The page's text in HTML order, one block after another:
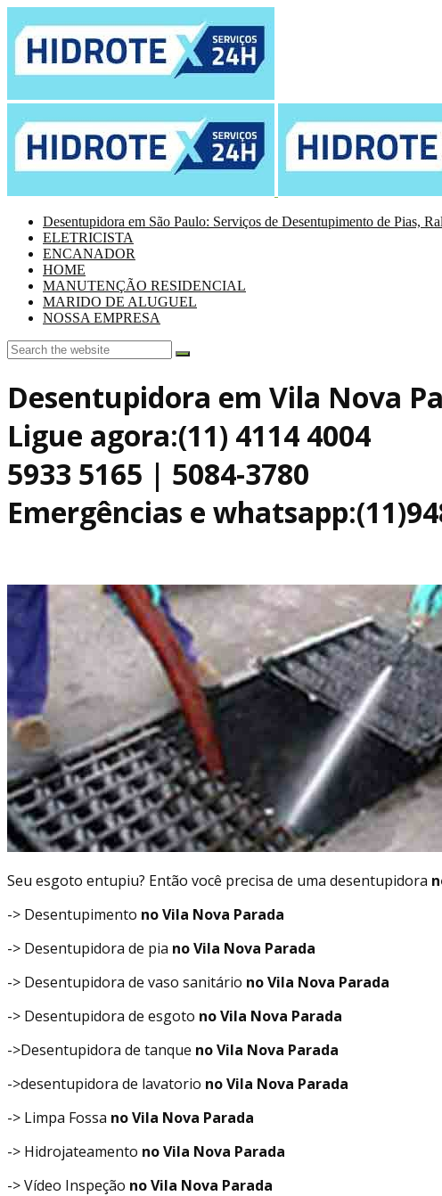
Desentupidora em São Paulo: Serviços de Desentupimento de Pias,
ELETRICISTA
ENCANADOR
HOME
MANUTENÇÃO RESIDENCIAL
MARIDO DE ALUGUEL
NOSSA EMPRESA
Desentupidora em Vila Nova
Ligue agora:(11) 4114 4004
5933 5165 | 5084-3780
Emergências e
Seu esgoto entupiu? Então você precisa de uma desentupidora
-> Desentupimento no Vila Nova Parada
-> Desentupidora de pia no Vila Nova Parada
-> Desentupidora de vaso sanitário no Vila Nova Parada
-> Desentupidora de esgoto no Vila Nova Parada
->Desentupidora de tanque no Vila Nova Parada
->desentupidora de lavatorio no Vila Nova Parada
-> Limpa Fossa no Vila Nova Parada
-> Hidrojateamento no Vila Nova Parada
-> Vídeo Inspeção no Vila Nova Parada